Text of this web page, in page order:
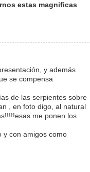
estas magnificas
y además
se compensa
de las serpientes sobre
, en foto digo, al natural
me ponen los
y con amigos como